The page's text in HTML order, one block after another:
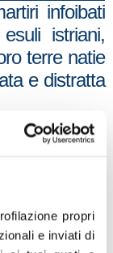
propri
e inviati di
infoibati
istriani,
terre natie
e distratta
i suoi
alla
del Festival
parte della
Ricordo.